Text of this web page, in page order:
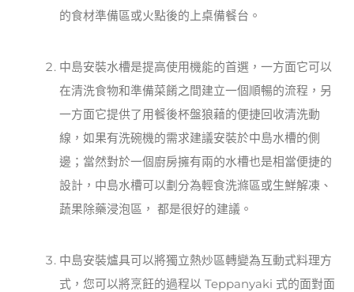
的食材準備區或火點後的上桌備餐台。
中島安裝水槽是提高使用機能的首選，一方面它可以
在清洗食物和準備菜餚之間建立一個順暢的流程，另
一方面它提供了用餐後杯盤狼藉的便捷回收清洗動
線，如果有洗碗機的需求建議安裝於中島水槽的側
邊；當然對於一個廚房擁有兩的水槽也是相當便捷的
設計，中島水槽可以劃分為輕食洗滌區或生鮮解凍、
蔬果除藥浸泡區， 都是很好的建議。
中島安裝爐具可以將獨立熱炒區轉變為互動式料理方
式，您可以將烹飪的過程以 Teppanyaki 式的面對面